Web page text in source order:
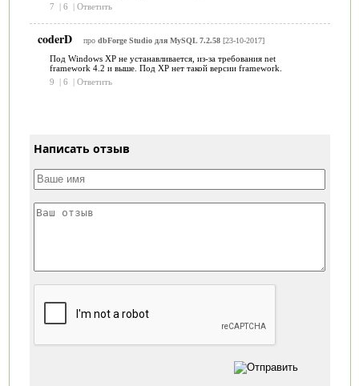
7
| 6 | Ответить
coderD про dbForge Studio для MySQL 7.2.58[23-10-2017]
Под Windows XP не устанавливается, из-за требования net
framework 4.2 и выше. Под ХР нет такой версии framework.
9
| 6 | Ответить
Написать отзыв